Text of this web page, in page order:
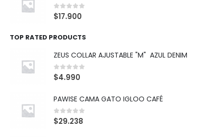
0out of 5
$17.900
TOP RATED PRODUCTS
ZEUS COLLAR AJUSTABLE "M" AZUL DENIM
0 out of 5
$4.990
PAWISE CAMA GATO IGLOO CAFÉ
0out of 5
$29.238